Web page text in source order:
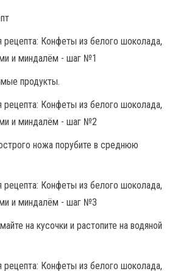
продукты.
ножа порубите в среднюю
на кусочки и растопите на водяной